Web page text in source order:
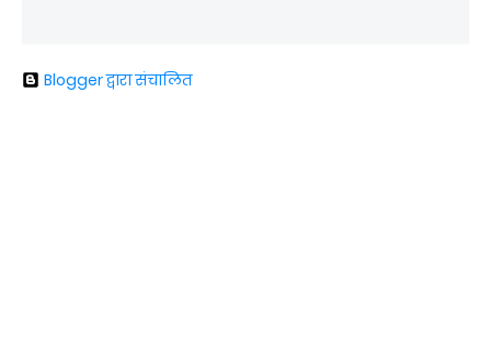
Blogger द्वारा संचालित